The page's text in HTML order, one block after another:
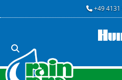
+49 4131